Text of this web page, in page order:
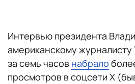
Интервью президента
американскому журналисту
за семь часов набрало
просмотров в соцсети Х